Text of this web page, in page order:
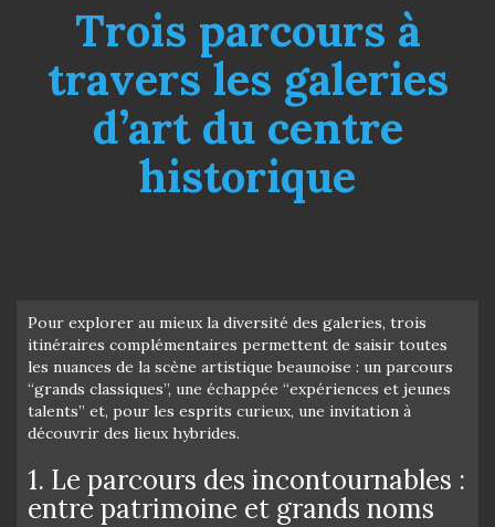
Trois parcours à
travers les galeries
d’art du centre
historique
Pour explorer au mieux la diversité des galeries, trois
itinéraires complémentaires permettent de saisir toutes
les nuances de la scène artistique beaunoise : un parcours
“grands classiques”, une échappée “expériences et jeunes
talents” et, pour les esprits curieux, une invitation à
découvrir des lieux hybrides.
1. Le parcours des incontournables :
entre patrimoine et grands noms